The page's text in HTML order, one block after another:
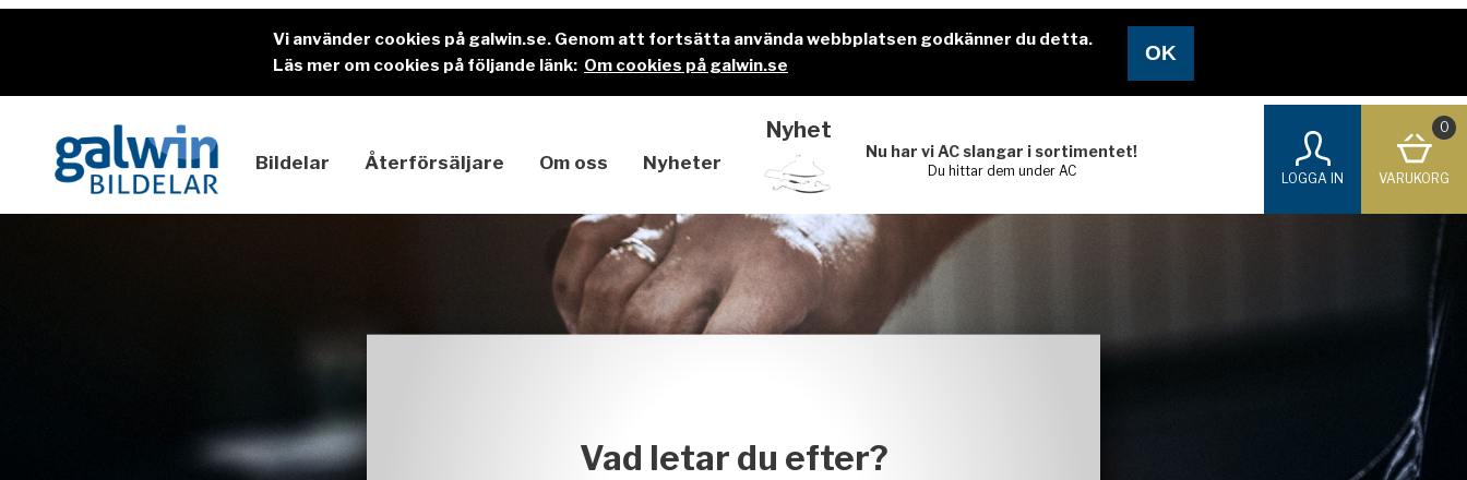
Vi använder cookies på galwin.se. Genom att fortsätta använda webbplatsen godkänner du detta.
Läs mer om cookies på följande länk: Om cookies på galwin.se
Bildelar Återförsäljare Om oss Nyheter
Nyhet
Nu har vi AC slangar i sortimentet!
Du hittar dem under AC
LOGGA IN
0
VARUKORG
Vad letar du efter?